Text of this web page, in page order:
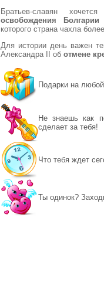
Братьев-славян
освобождения
которого страна чахла
Для истории день важен
Александра II об отмене
Подарки на
Не знаешь как
сделает за тебя!
Что тебя ждет
Ты одинок?